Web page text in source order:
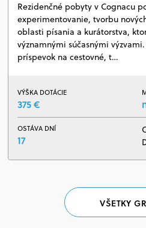
Rezidenčné pobyty v Cognacu
experimentovanie, tvorbu
oblasti písania a kurátorstva,
významnými súčasnými
príspevok na cestovné, t…
VÝŠKA DOTÁCIE
375 €
OSTÁVA DNÍ
17
VŠETKY